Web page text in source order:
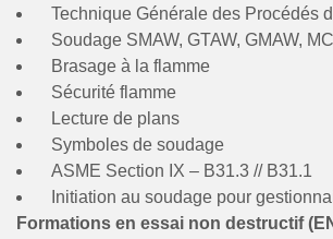
Technique Générale des Procédés
Soudage SMAW, GTAW, GMAW,
Brasage à la flamme
Sécurité flamme
Lecture de plans
Symboles de soudage
ASME Section IX – B31.3 // B31.1
Initiation au soudage pour
Formations en essai non destructif